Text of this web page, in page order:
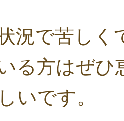
況で苦しく
る方はぜひ
いです。